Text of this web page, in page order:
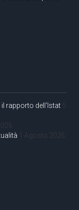
rapporto dell’Istat 5
1 Agosto 2026